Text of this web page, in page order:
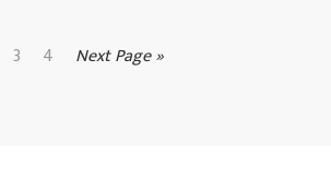
3 4 Next Page »